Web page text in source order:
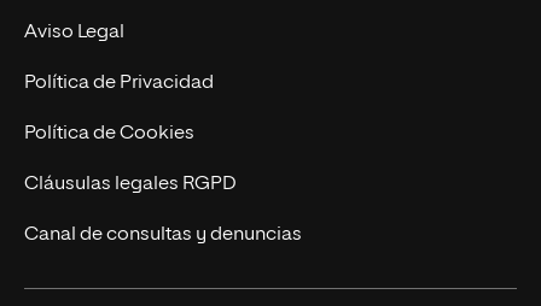
Experto Universitario
Postgrados
Cursos Universitarios
Nuestro Equipo
Trabaja en UNIR
Actualidad
UNIR Revista
Eventos
Aviso Legal
Política de Privacidad
Política de Cookies
Cláusulas legales RGPD
Canal de consultas y denuncias